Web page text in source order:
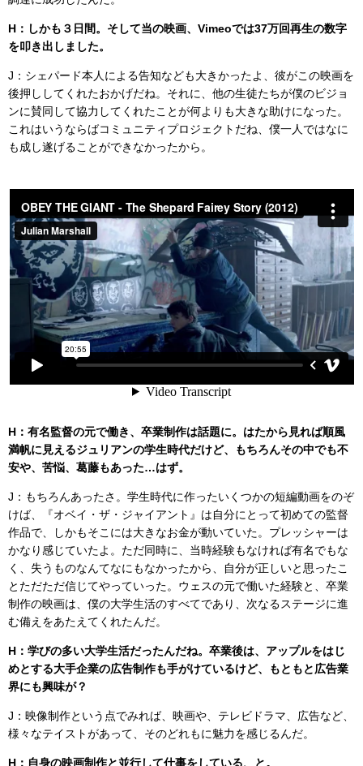
H：しかも３日間。そして当の映画、Vimeoでは37万回再生の数字
を叩き出しました。
J：シェパード本人による告知なども大きかったよ、彼がこの映画を
後押ししてくれたおかげだね。それに、他の生徒たちが僕のビジョ
ンに賛同して協力してくれたことが何よりも大きな助けになった。
これはいうならばコミュニティプロジェクトだね、僕一人ではなに
も成し遂げることができなかったから。
H：有名監督の元で働き、卒業制作は話題に。はたから見れば順風
満帆に見えるジュリアンの学生時代だけど、もちろんその中でも不
安や、苦悩、葛藤もあった…はず。
J：もちろんあったさ。学生時代に作ったいくつかの短編動画をのぞ
けば、『オベイ・ザ・ジャイアント』は自分にとって初めての監督
作品で、しかもそこには大きなお金が動いていた。プレッシャーは
かなり感じていたよ。ただ同時に、当時経験もなければ有名でもな
く、失うものなんてなにもなかったから、自分が正しいと思ったこ
とただただ信じてやっていった。ウェスの元で働いた経験と、卒業
制作の映画は、僕の大学生活のすべてであり、次なるステージに進
む備えをあたえてくれたんだ。
H：学びの多い大学生活だったんだね。卒業後は、アップルをはじ
めとする大手企業の広告制作も手がけているけど、もともと広告業
界にも興味が？
J：映像制作という点でみれば、映画や、テレビドラマ、広告など、
様々なテイストがあって、そのどれもに魅力を感じるんだ。
H：自身の映画制作と並行して仕事をしている、と。